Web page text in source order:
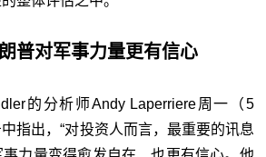
普对军事力量更有信心
的分析师Andy Laperriere周一（5
指出，“对投资人而言，最重要的讯息